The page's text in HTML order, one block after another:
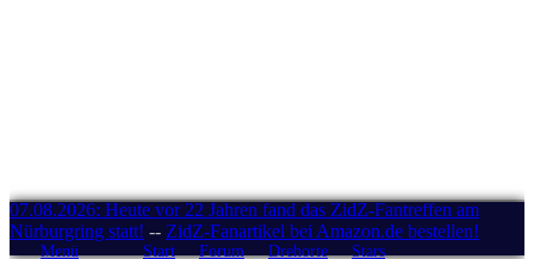
07.08.2026: Heute vor 22 Jahren fand das ZidZ-Fantreffen am
Nürburgring statt! -- ZidZ-Fanartikel bei Amazon.de bestellen!
Menü Start Forum Drehorte Stars